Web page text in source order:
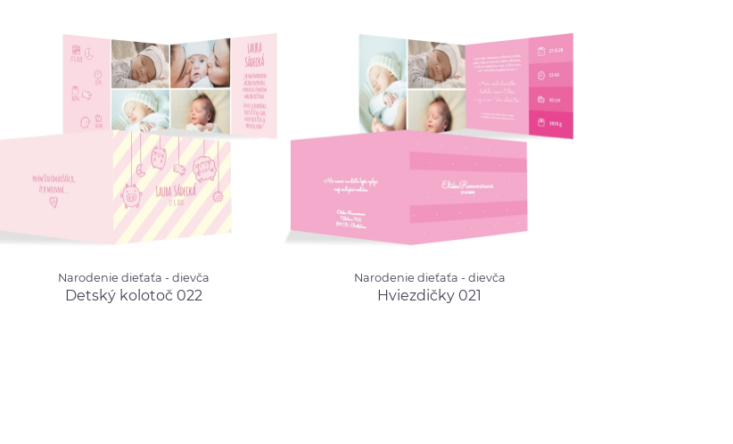
Narodenie dieťaťa - dievča
Detský kolotoč 022
Narodenie dieťaťa - dievča
Detský kolotoč 022
Narodenie dieťaťa - dievča
Hviezdičky 021
Narodenie dieťaťa - dievča
Hviezdičky 021